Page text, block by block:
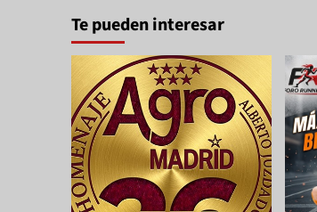
Te pueden interesar